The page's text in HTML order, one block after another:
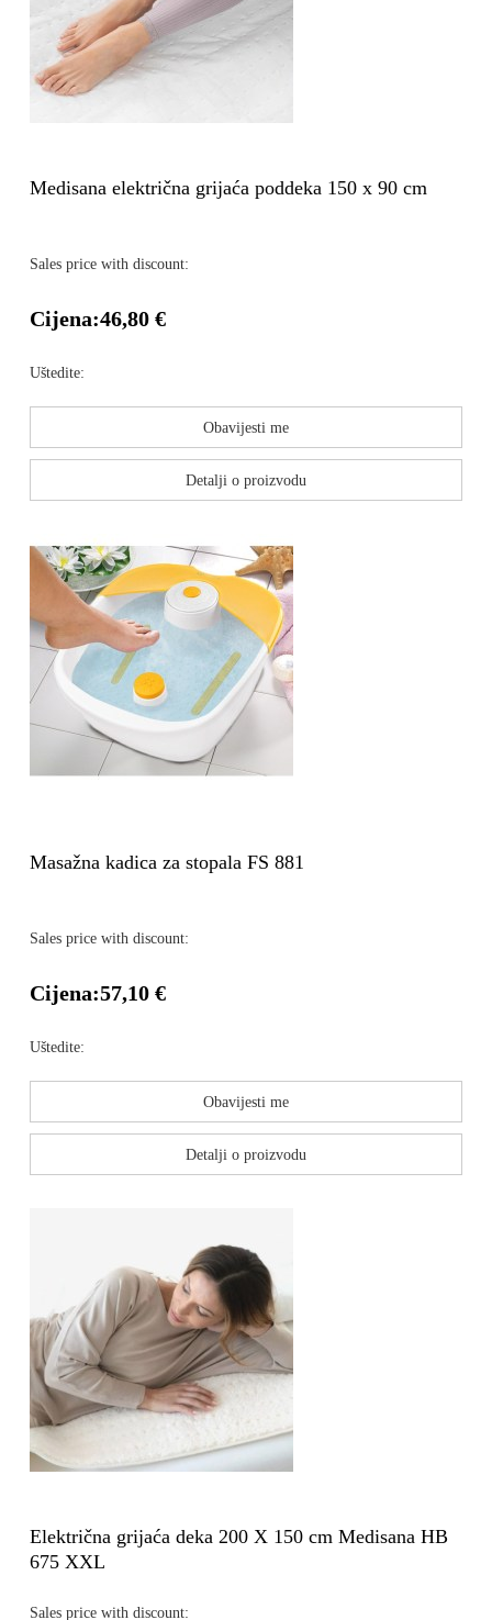
Medisana električna grijaća poddeka 150 x 90 cm
Sales price with discount:
Cijena:46,80 €
Uštedite:
Obavijesti me
Detalji o proizvodu
Masažna kadica za stopala FS 881
Sales price with discount:
Cijena:57,10 €
Uštedite:
Obavijesti me
Detalji o proizvodu
Električna grijaća deka 200 X 150 cm Medisana HB
675 XXL
Sales price with discount: